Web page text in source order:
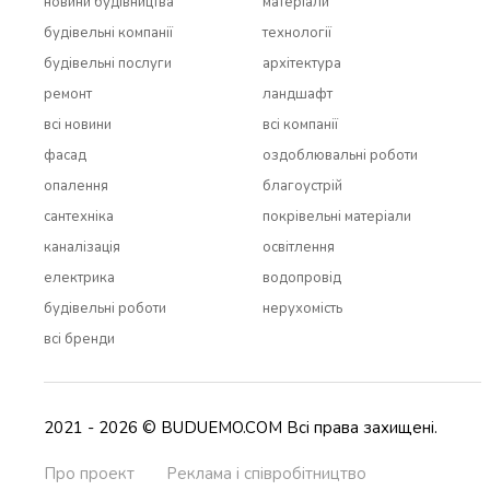
будівельні компанії
будівельні послуги
ремонт
всi новини
технології
архітектура
ландшафт
всi компанії
фасад
опалення
сантехніка
каналізація
електрика
будівельні роботи
всi бренди
оздоблювальні роботи
благоустрій
покрівельні матеріали
освітлення
водопровід
нерухомість
2021 - 2026 © BUDUEMO.COM Всі права захищені.
Про проект Реклама і співробітництво